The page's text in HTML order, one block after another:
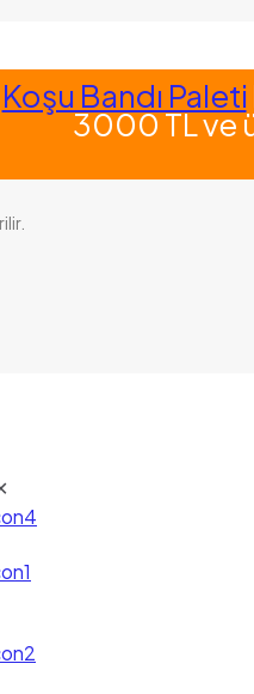
Koşu Bandı Paleti
3000 TL ve